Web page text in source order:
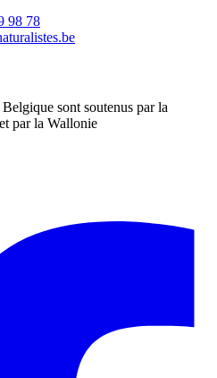
23+
sont soutenus par la
par la Wallonie